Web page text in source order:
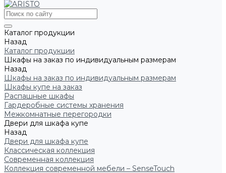
Каталог продукции
Назад
Каталог продукции
Шкафы на заказ по индивидуальным размерам
Назад
Шкафы на заказ по индивидуальным размерам
Шкафы купе на заказ
Распашные шкафы
Гардеробные системы хранения
Межкомнатные перегородки
Двери для шкафа купе
Назад
Двери для шкафа купе
Классическая коллекция
Современная коллекция
Коллекция современной мебели – SenseTouch